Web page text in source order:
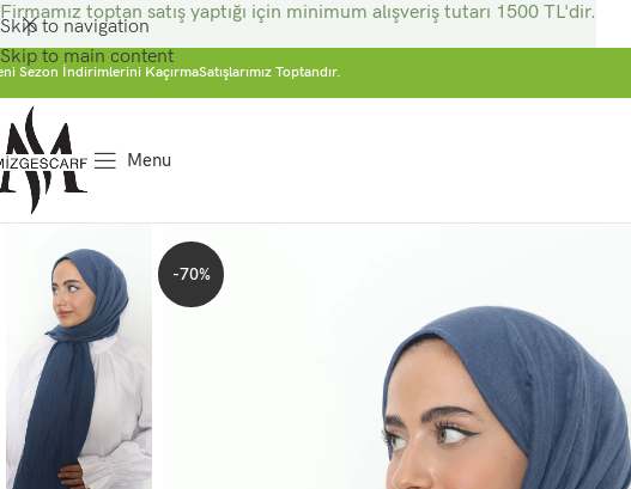
Skip to navigation
Skip to main content
Sezon İndirimlerini KaçırmaSatışlarımız Toptandır.
Menu
-70%
Firmamız toptan satış yaptığı için minimum alışveriş tutarı 1500 TL'dir.